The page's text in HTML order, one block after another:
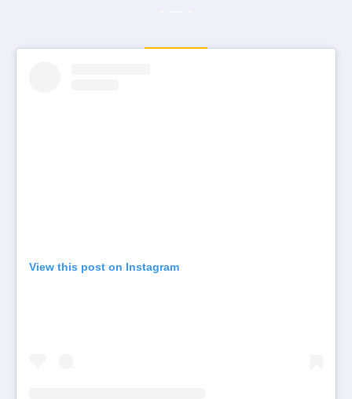
View this post on Instagram